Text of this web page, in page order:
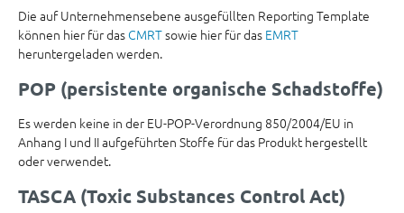
Die auf Unternehmensebene ausgefüllten Reporting Template
können hier für das CMRTsowie hier für das EMRT
heruntergeladen werden.
POP (persistente organische Schadstoffe)
Es werden keine in der EU-POP-Verordnung 850/2004/EU in
Anhang I und II aufgeführten Stoffe für das Produkt hergestellt
oder verwendet.
TASCA (Toxic Substances Control Act)